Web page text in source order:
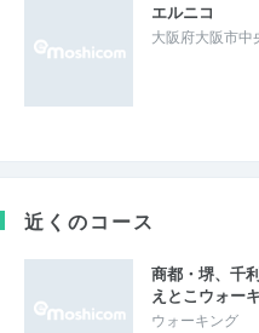
エルニコ
大阪府大阪市中
近くのコース
商都・堺、千
えとこウォー
ウォーキング